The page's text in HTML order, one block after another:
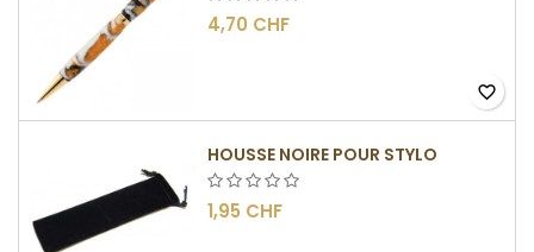
4,70 CHF
favorite_border
HOUSSE NOIRE POUR STYLO
1,95 CHF